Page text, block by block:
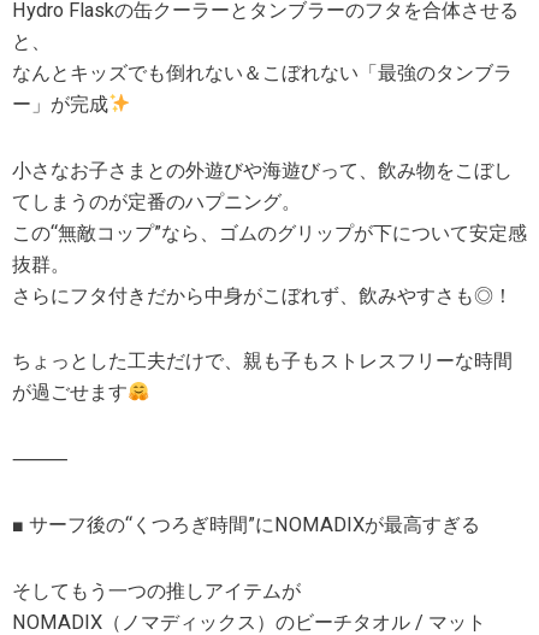
Hydro Flaskの缶クーラーとタンブラーのフタを合体させる
と、
なんとキッズでも倒れない＆こぼれない「最強のタンブラ
ー」が完成
小さなお子さまとの外遊びや海遊びって、飲み物をこぼし
てしまうのが定番のハプニング。
この“無敵コップ”なら、ゴムのグリップが下について安定感
抜群。
さらにフタ付きだから中身がこぼれず、飲みやすさも◎！
ちょっとした工夫だけで、親も子もストレスフリーな時間
が過ごせます
⸻
■ サーフ後の“くつろぎ時間”にNOMADIXが最高すぎる
そしてもう一つの推しアイテムが
NOMADIX（ノマディックス）のビーチタオル / マット